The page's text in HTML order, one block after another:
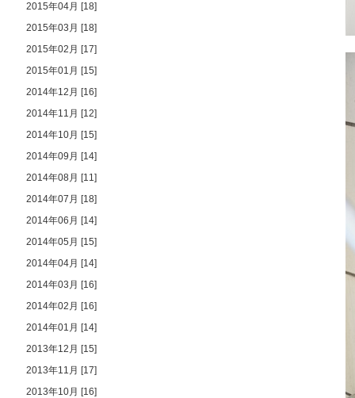
2015年04月 [18]
2015年03月 [18]
2015年02月 [17]
2015年01月 [15]
2014年12月 [16]
2014年11月 [12]
2014年10月 [15]
2014年09月 [14]
2014年08月 [11]
2014年07月 [18]
2014年06月 [14]
2014年05月 [15]
2014年04月 [14]
2014年03月 [16]
2014年02月 [16]
2014年01月 [14]
2013年12月 [15]
2013年11月 [17]
2013年10月 [16]